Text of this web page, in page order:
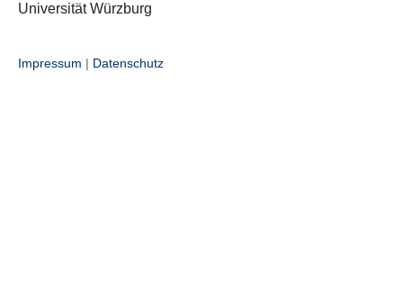
Universität Würzburg
Impressum | Datenschutz